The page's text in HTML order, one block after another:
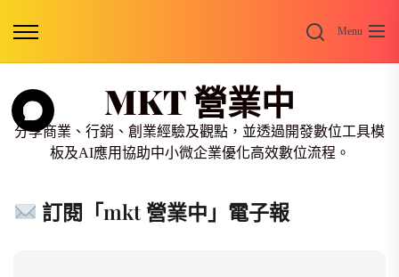
SearchMenu
MKT 營業中
分享商業、行銷、創業經驗及觀點，並透過開發數位工具模
板及AI應用協助中小微企業優化高效數位流程。
訂閱「mkt 營業中」電子報